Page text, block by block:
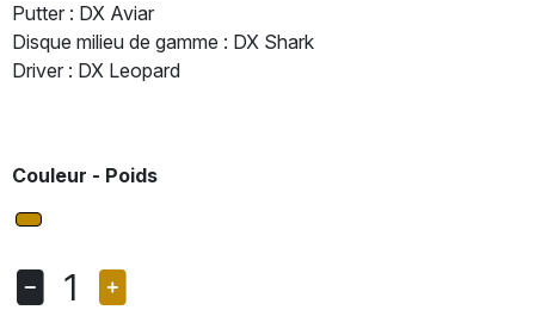
Putter : DX Aviar
Disque milieu de gamme : DX Shark
Driver : DX Leopard
Couleur - Poids
1